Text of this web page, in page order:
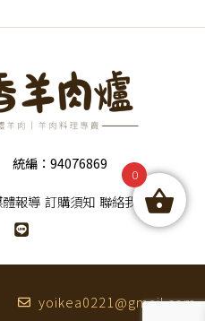
統編：94076869
報導 訂購須知 聯絡我們
yoikea0221@gmail.com
0